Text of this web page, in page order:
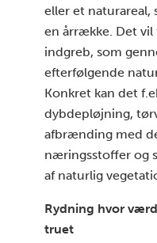
eller et naturareal,
en årrække. Det
indgreb, som
efterfølgende
Konkret kan det
dybdepløjning,
afbrænding med
næringsstoffer og
af naturlig
Rydning hvor
truet